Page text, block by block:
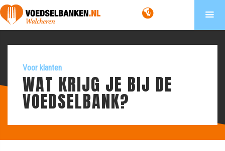
Voor klanten
WAT KRIJG JE BIJ DE
VOEDSELBANK?